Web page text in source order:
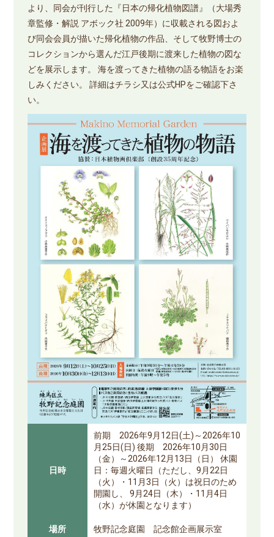
より、同会が刊行した『日本の帰化植物図譜』（大場秀
章監修・解説 アボック社 2009年）に収載される図およ
び同会会員が描いた帰化植物の作品、そして牧野博士の
コレクションから選んだ江戸後期に渡来した植物の図な
どを展示します。 海を渡ってきた植物の語る物語をお楽
しみください。 詳細はチラシ又は公式HPをご確認下さ
い。
日時
前期 2026年9月12日(土)～2026年10
月25日(日) 後期 2026年10月30日
（金）～2026年12月13日（日） 休園
日：毎週火曜日（ただし、9月22日
（火）・11月3日（火）は祝日のため
開園し、 9月24日（木）・11月4日
（水）が休園となります）
場所
牧野記念庭園 記念館企画展示室